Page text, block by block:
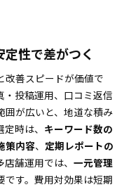
小ステップガイド
るべき特徴を完全解
！
リストと問い合わせ
イント
リスト
性で差がつく
改善スピードが価値で
・投稿運用、口コミ返信
囲が広いと、地道な積み
時は、 キーワード数の
策内容、 定期レポートの
舗運用では、 一元管理
です。費用対効果は短期